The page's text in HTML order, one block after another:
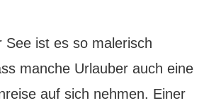
See ist es so malerisch
manche Urlauber auch eine
auf sich nehmen. Einer